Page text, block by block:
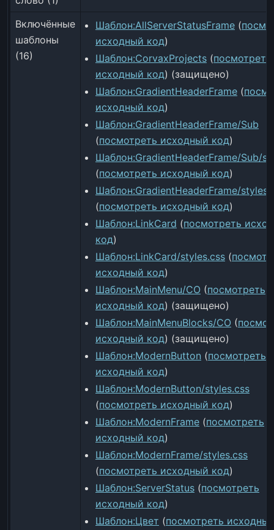
Включённые
шаблоны
(16)
Шаблон:AllServerStatusFrame (
исходный код)
Шаблон:CorvaxProjects (посмотреть
исходный код) (защищено)
Шаблон:GradientHeaderFrame (
исходный код)
Шаблон:GradientHeaderFrame/Sub
(посмотреть исходный код)
Шаблон:GradientHeaderFrame/Sub/
(посмотреть исходный код)
Шаблон:GradientHeaderFrame/
(посмотреть исходный код)
Шаблон:LinkCard (посмотреть
код)
Шаблон:LinkCard/styles.css (
исходный код)
Шаблон:MainMenu/CO (посмотреть
исходный код) (защищено)
Шаблон:MainMenuBlocks/CO (
исходный код) (защищено)
Шаблон:ModernButton (посмотреть
исходный код)
Шаблон:ModernButton/styles.css
(посмотреть исходный код)
Шаблон:ModernFrame (посмотреть
исходный код)
Шаблон:ModernFrame/styles.css
(посмотреть исходный код)
Шаблон:ServerStatus (посмотреть
исходный код)
Шаблон:Цвет (посмотреть